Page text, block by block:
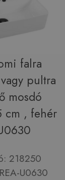
falra
pultra
mosdó
cm , fehér
218250
U0630